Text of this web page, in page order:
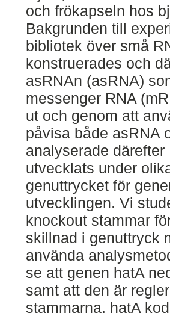
och frökapseln hos
Bakgrunden till
bibliotek över små
konstruerades och
asRNAn (asRNA)
messenger RNA
ut och genom att
påvisa både asRNA
analyserade
utvecklats under
genuttrycket för
utvecklingen. Vi
knockout stammar
skillnad i genuttryck
använda
se att genen hatA
samt att den är
stammarna. hatA